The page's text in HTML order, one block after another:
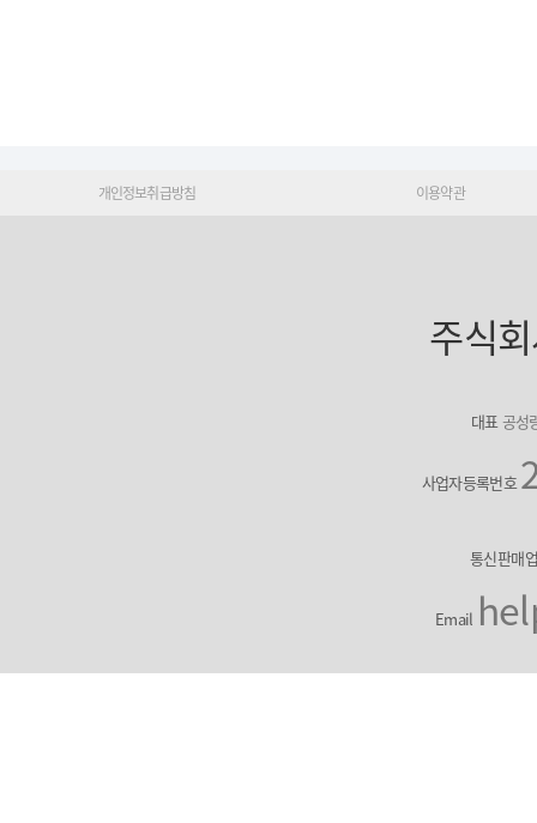
개인정보취급방침 이용약관
주식
대표공성
사업자등록번호
통신판매업
Email